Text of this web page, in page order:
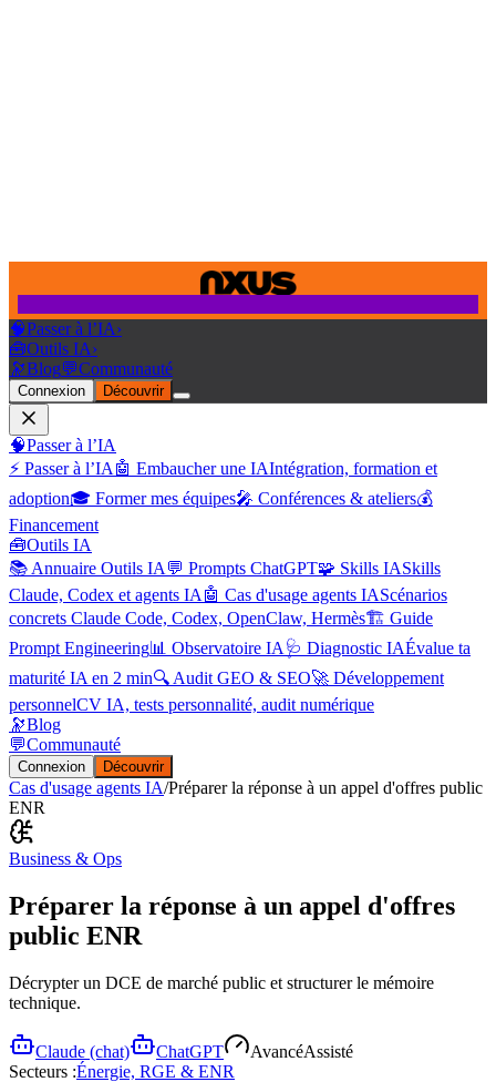
🧠Passer à l’IA›
🧰Outils IA›
🔭Blog💬Communauté
Connexion Découvrir
🧠Passer à l’IA
⚡ Passer à l’IA 🤖 Embaucher une IAIntégration, formation et
adoption🎓 Former mes équipes🎤 Conférences & ateliers💰
Financement
🧰Outils IA
📚 Annuaire Outils IA 💬 Prompts ChatGPT🧩 Skills IASkills
Claude, Codex et agents IA 🤖 Cas d'usage agents IAScénarios
concrets Claude Code, Codex, OpenClaw, Hermès🏗️ Guide
Prompt Engineering📊 Observatoire IA 🩺 Diagnostic IAÉvalue ta
maturité IA en 2 min🔍 Audit GEO & SEO🚀 Développement
personnelCV IA, tests personnalité, audit numérique
🔭Blog
💬Communauté
Connexion Découvrir
Cas d'usage agents IA/Préparer la réponse à un appel d'offres public
ENR
Business & Ops
Préparer la réponse à un appel d'offres
public ENR
Décrypter un DCE de marché public et structurer le mémoire
technique.
Claude (chat) ChatGPT AvancéAssisté
Secteurs :Énergie, RGE & ENR